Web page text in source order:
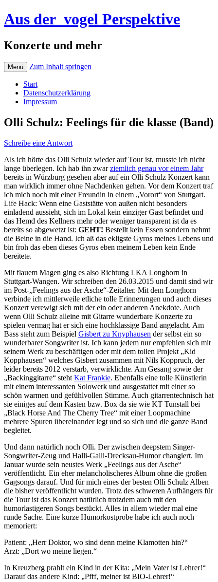
Aus der_vogel Perspektive
Konzerte und mehr
Menü Zum Inhalt springen
Start
Datenschutzerklärung
Impressum
Olli Schulz: Feelings für die klasse (Band)
Schreibe eine Antwort
Als ich hörte das Olli Schulz wieder auf Tour ist, musste ich nicht
lange überlegen. Ich hab ihn zwarziemlich genau vor einem Jahr
bereits in Würzburg gesehen aber auf ein Olli Schulz Konzert kann
man wirklich immer ohne Nachdenken gehen. Vor dem Konzert traf
ich mich noch mit einer Freundin in einem „Vorort“ von Stuttgart.
Life Hack: Wenn eine Gaststätte von außen nicht besonders
einladend aussieht, sich im Lokal kein einziger Gast befindet und
das Hemd des Kellners mehr oder weniger transparent ist da es
bereits so abgewetzt ist: GEHT! Bestellt kein Essen sondern nehmt
die Beine in die Hand. Ich aß das ekligste Gyros meines Lebens und
bin froh das eben dieses Gyros eben meinem Leben kein Ende
bereitete.
Mit flauem Magen ging es also Richtung LKA Longhorn in
Stuttgart-Wangen. Wir schreiben den 26.03.2015 und damit sind wir
im Post-„Feelings aus der Asche“-Zeitalter. Mit dem Longhorn
verbinde ich mittlerweile etliche tolle Erinnerungen und auch dieses
Konzert verewigt sich mit der ein oder anderen Anekdote. Auch
wenn Olli Schulz alleine mit Gitarre wunderbare Konzerte zu
spielen vermag hat er sich eine hochklassige Band angelacht. Am
Bass steht zum Beispiel Gisbert zu Knyphausen der selbst ein so
wunderbarer Songwriter ist. Ich kann jedem nur empfehlen sich mit
seinem Werk zu beschäftigen oder mit dem tollen Projekt „Kid
Kopphausen“ welches Gisbert zusammen mit Nils Koppruch, der
leider bereits 2012 verstarb, verwirklichte. Am Gesang sowie der
„Backinggitarre“ steht Kat Frankie. Ebenfalls eine tolle Künstlerin
mit einem interessanten Solowerk und ausgestattet mit einer so
schön warmen und gefühlvollen Stimme. Auch gitarrentechnisch hat
sie einiges auf dem Kasten bzw. Box da sie wie KT Tunstall bei
„Black Horse And The Cherry Tree“ mit einer Loopmachine
mehrere Spuren übereinander legt und so sich und die ganze Band
begleitet.
Und dann natürlich noch Olli. Der zwischen deepstem Singer-
Songwriter-Zeug und Halli-Galli-Drecksau-Humor changiert. Im
Januar wurde sein neustes Werk „Feelings aus der Asche“
veröffentlicht. Ein eher melancholischeres Album ohne die großen
Gagsongs darauf. Und für mich eines der besten Olli Schulz Alben
die bisher veröffentlicht wurden. Trotz des schweren Aufhängers für
die Tour ist das Konzert natürlich trotzdem auch mit den
humorlastigeren Songs bestückt. Alles in allem wieder mal eine
runde Sache. Eine kurze Humorkostprobe habe ich auch noch
memoriert:
Patient: „Herr Doktor, wo sind denn meine Klamotten hin?“
Arzt: „Dort wo meine liegen.“
In Kreuzberg prahlt ein Kind in der Kita: „Mein Vater ist Lehrer!“
Darauf das andere Kind: „Pfff, meiner ist BIO-Lehrer!“